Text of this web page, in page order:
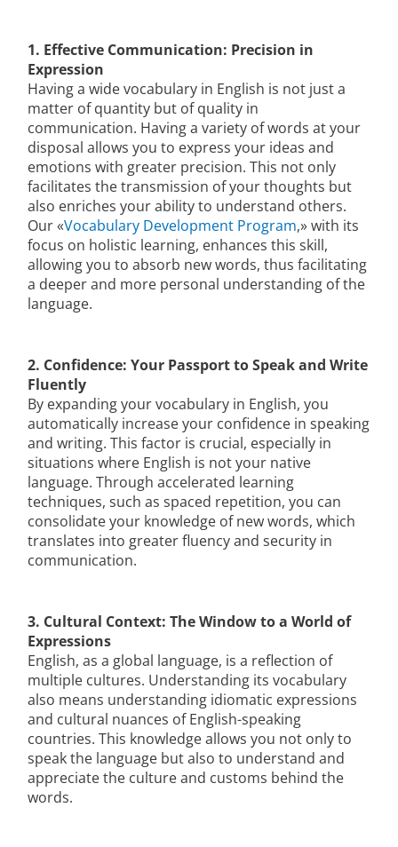
1. Effective Communication: Precision in
Expression
Having a wide vocabulary in English is not just a
matter of quantity but of quality in
communication. Having a variety of words at your
disposal allows you to express your ideas and
emotions with greater precision. This not only
facilitates the transmission of your thoughts but
also enriches your ability to understand others.
Our «Vocabulary Development Program,» with its
focus on holistic learning, enhances this skill,
allowing you to absorb new words, thus facilitating
a deeper and more personal understanding of the
language.
2. Confidence: Your Passport to Speak and Write
Fluently
By expanding your vocabulary in English, you
automatically increase your confidence in speaking
and writing. This factor is crucial, especially in
situations where English is not your native
language. Through accelerated learning
techniques, such as spaced repetition, you can
consolidate your knowledge of new words, which
translates into greater fluency and security in
communication.
3. Cultural Context: The Window to a World of
Expressions
English, as a global language, is a reflection of
multiple cultures. Understanding its vocabulary
also means understanding idiomatic expressions
and cultural nuances of English-speaking
countries. This knowledge allows you not only to
speak the language but also to understand and
appreciate the culture and customs behind the
words.